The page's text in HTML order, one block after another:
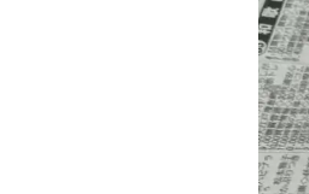
材质：本
材质：隔